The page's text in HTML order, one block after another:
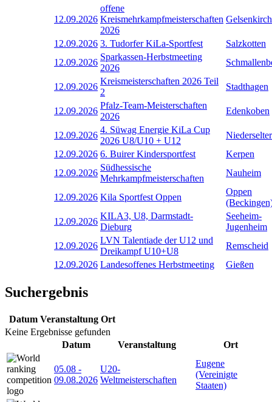
12.09.2026
offene
Kreismehrkampfmeisterschaften
2026
12.09.2026 3. Tudorfer KiLa-Sportfest
Salzkotten
12.09.2026
Sparkassen-Herbstmeeting
2026
12.09.2026
Kreismeisterschaften 2026 Teil
2
Stadthagen
12.09.2026
Pfalz-Team-Meisterschaften
2026
Edenkoben
12.09.2026
4. Süwag Energie KiLa Cup
2026 U8/U10 + U12
12.09.2026 6. Buirer Kindersportfest
Kerpen
12.09.2026
Südhessische
Mehrkampfmeisterschaften
Nauheim
12.09.2026 Kila Sportfest Oppen
Oppen
12.09.2026
KILA3, U8, Darmstadt-
Dieburg
Seeheim-
Jugenheim
12.09.2026
LVN Talentiade der U12 und
Dreikampf U10+U8
Remscheid
12.09.2026 Landesoffenes Herbstmeeting Gießen
Suchergebnis
Datum Veranstaltung Ort
Keine Ergebnisse gefunden
Datum
Veranstaltung Ort
05.08 -
09.08.2026
U20-
Weltmeisterschaften
Eugene
(Vereinigte
Staaten)